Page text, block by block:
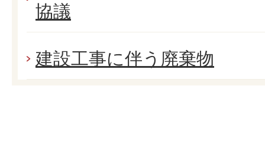
協議
建設工事に伴う廃棄物